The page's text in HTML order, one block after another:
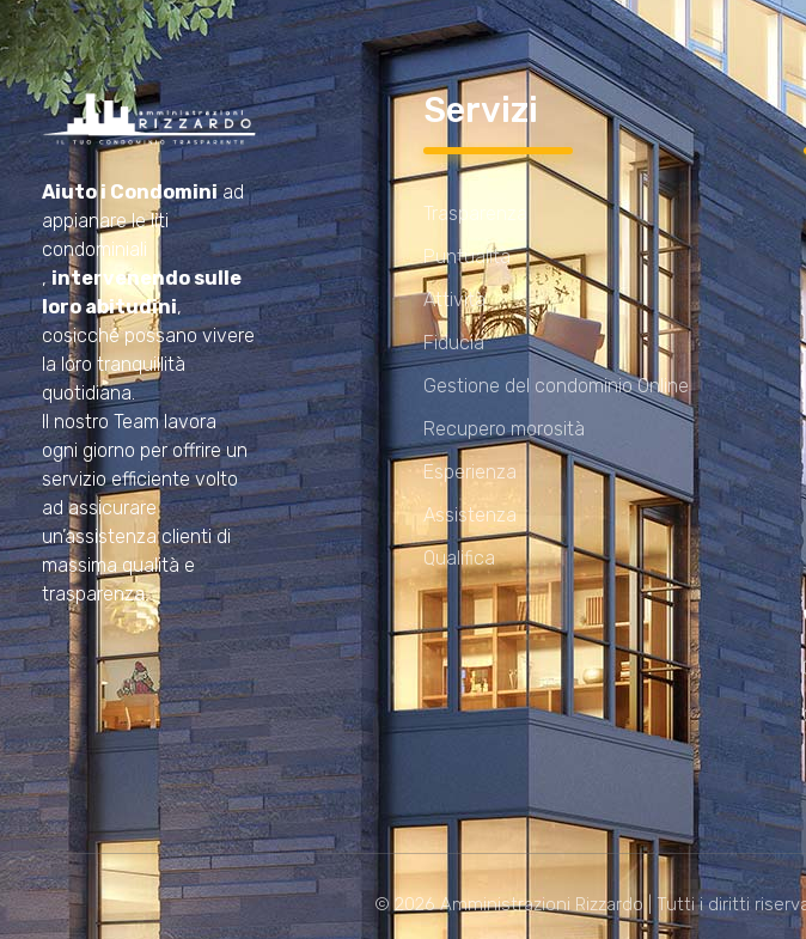
Amministrazioni Rizzardo
Il tuo condominio trasparente
Aiuto i Condominiad
appianare le liti
condominiali
, intervenendo sulle
loro abitudini,
cosicché possano vivere
la loro tranquillità
quotidiana.
Il nostro Team lavora
ogni giorno per offrire un
servizio efficiente volto
ad assicurare
un’assistenza clienti di
massima qualità e
trasparenza.
Servizi
Trasparenza
Puntualità
Attività
Fiducia
Gestione del condominio Online
Recupero morosità
Esperienza
Assistenza
Qualifica
© 2026 Amministrazioni Rizzardo | Tutti i diritti